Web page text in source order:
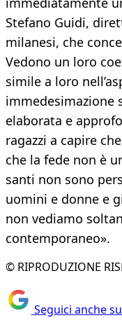
Stefano Guidi,
milanesi, che
Vedono un loro
simile a loro
immedesimazione
elaborata e
ragazzi a capire
che la fede non è
santi non sono
uomini e donne e
non vediamo
contemporaneo».
© RIPRODUZIONE
Seguici anche